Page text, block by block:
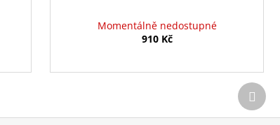
Momentálně nedostupné
910 Kč
Další